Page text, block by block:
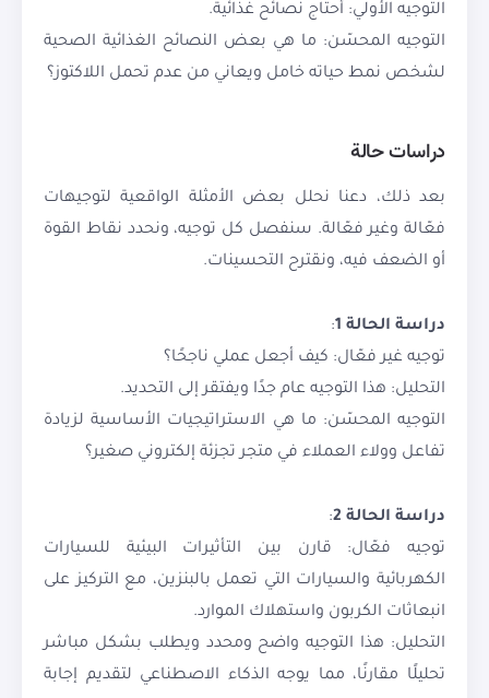
التوجيه الأولي: أحتاج نصائح غذائية.
التوجيه المحسّن: ما هي بعض النصائح الغذائية الصحية
لشخص نمط حياته خامل ويعاني من عدم تحمل اللاكتوز؟
دراسات حالة
بعد ذلك، دعنا نحلل بعض الأمثلة الواقعية لتوجيهات
فعّالة وغير فعّالة. سنفصل كل توجيه، ونحدد نقاط القوة
أو الضعف فيه، ونقترح التحسينات.
دراسة الحالة 1
:
توجيه غير فعّال: كيف أجعل عملي ناجحًا؟
التحليل: هذا التوجيه عام جدًا ويفتقر إلى التحديد.
التوجيه المحسّن: ما هي الاستراتيجيات الأساسية لزيادة
تفاعل وولاء العملاء في متجر تجزئة إلكتروني صغير؟
دراسة الحالة 2
:
توجيه فعّال: قارن بين التأثيرات البيئية للسيارات
الكهربائية والسيارات التي تعمل بالبنزين، مع التركيز على
انبعاثات الكربون واستهلاك الموارد.
التحليل: هذا التوجيه واضح ومحدد ويطلب بشكل مباشر
تحليلًا مقارنًا، مما يوجه الذكاء الاصطناعي لتقديم إجابة